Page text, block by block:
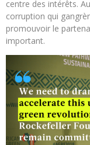
centre des intérêts.
corruption qui
promouvoir le
important.